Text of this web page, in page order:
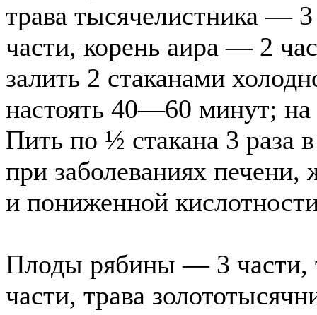
трава тысячелистника —
части, корень аира — 2
залить 2 стаканами
настоять 40—60 минут; на
Пить по ½ стакана 3 раза
при заболеваниях
и пониженной
Плоды рябины — 3 части,
части, трава